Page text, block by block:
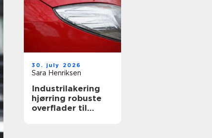
30. july 2026
Sara Henriksen
Industrilakering
hjørring robuste
overflader til